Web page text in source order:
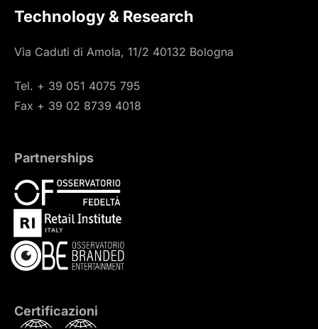
Technology & Research
Via Caduti di Amola, 11/2 40132 Bologna
Tel. + 39 051 4075 795
Fax + 39 02 8739 4018
Partnerships
Certificazioni